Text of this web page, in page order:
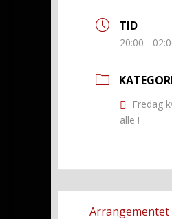
TID
20:00 -
Fredag
alle !
Arrangementet